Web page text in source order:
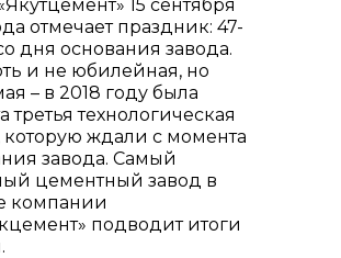
отдела закупок
15 сентября
отмечает праздник: 47-
дня основания завода.
и не юбилейная, но
– в 2018 году была
третья технологическая
ждали с момента
завода. Самый
цементный завод в
компании
подводит итоги